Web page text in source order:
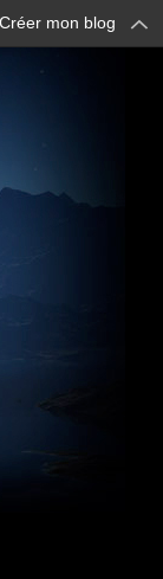
Créer mon blog